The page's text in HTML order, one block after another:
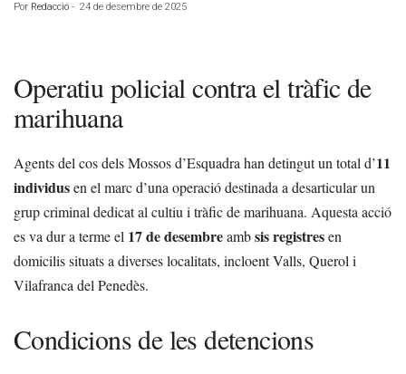
Por Redacció - 24 de desembre de 2025
Operatiu policial contra el tràfic de
marihuana
Agents del cos dels Mossos d’Esquadra han detingut un total d’11
individusen el marc d’una operació destinada a desarticular un
grup criminal dedicat al cultiu i tràfic de marihuana. Aquesta acció
es va dur a terme el 17 de desembreambsis registresen
domicilis situats a diverses localitats, incloent Valls, Querol i
Vilafranca del Penedès.
Condicions de les detencions